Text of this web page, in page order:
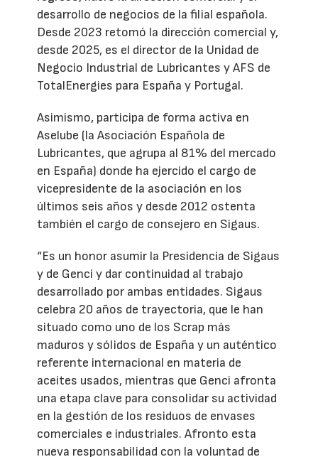
desarrollo de negocios de la filial española.
Desde 2023 retomó la dirección comercial y,
desde 2025, es el director de la Unidad de
Negocio Industrial de Lubricantes y AFS de
TotalEnergies para España y Portugal.
Asimismo, participa de forma activa en
Aselube (la Asociación Española de
Lubricantes, que agrupa al 81% del mercado
en España) donde ha ejercido el cargo de
vicepresidente de la asociación en los
últimos seis años y desde 2012 ostenta
también el cargo de consejero en Sigaus.
“Es un honor asumir la Presidencia de Sigaus
y de Genci y dar continuidad al trabajo
desarrollado por ambas entidades. Sigaus
celebra 20 años de trayectoria, que le han
situado como uno de los Scrap más
maduros y sólidos de España y un auténtico
referente internacional en materia de
aceites usados, mientras que Genci afronta
una etapa clave para consolidar su actividad
en la gestión de los residuos de envases
comerciales e industriales. Afronto esta
nueva responsabilidad con la voluntad de